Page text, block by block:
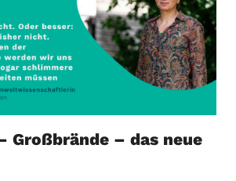
Großbrände – das neue